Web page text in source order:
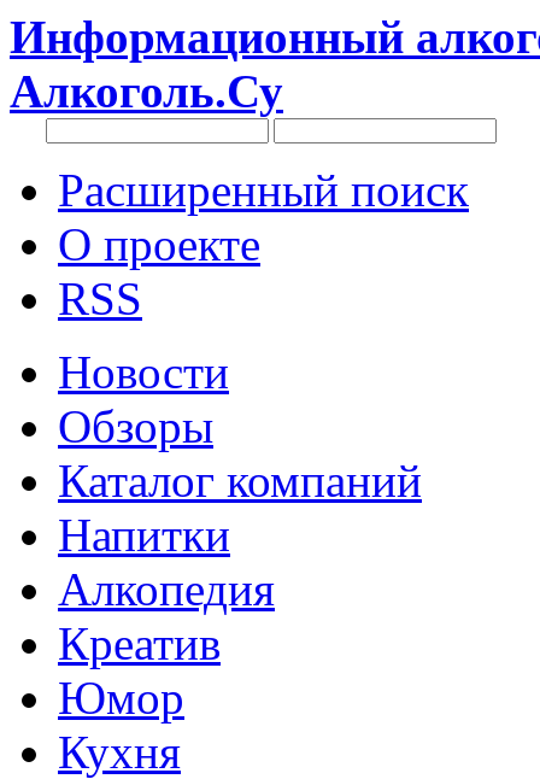
Информационный
Алкоголь.Су
Расширенный поиск
О проекте
RSS
Новости
Обзоры
Каталог компаний
Напитки
Алкопедия
Креатив
Юмор
Кухня